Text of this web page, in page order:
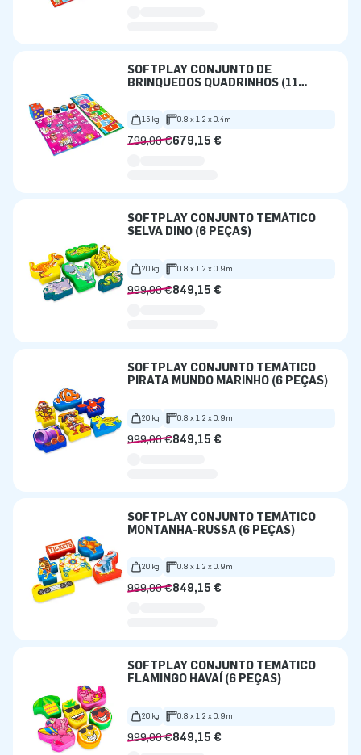
SOFTPLAY CONJUNTO DE
BRINQUEDOS QUADRINHOS (11
15 kg 0.8 x 1.2 x 0.4m
799,00 €679,15 €
SOFTPLAY CONJUNTO TEMÁTICO
SELVA DINO (6 PEÇAS)
20 kg 0.8 x 1.2 x 0.9m
999,00 €849,15 €
SOFTPLAY CONJUNTO TEMÁTICO
PIRATA MUNDO MARINHO (6 PEÇAS)
20 kg 0.8 x 1.2 x 0.9m
999,00 €849,15 €
SOFTPLAY CONJUNTO TEMÁTICO
MONTANHA-RUSSA (6 PEÇAS)
20 kg 0.8 x 1.2 x 0.9m
999,00 €849,15 €
SOFTPLAY CONJUNTO TEMÁTICO
FLAMINGO HAVAÍ (6 PEÇAS)
20 kg 0.8 x 1.2 x 0.9m
999,00 €849,15 €